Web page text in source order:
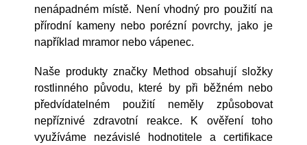
nenápadném místě. Není vhodný pro použití na
přírodní kameny nebo porézní povrchy, jako je
například mramor nebo vápenec.
Naše produkty značky Method obsahují složky
rostlinného původu, které by při běžném nebo
předvídatelném použití neměly způsobovat
nepříznivé zdravotní reakce. K ověření toho
využíváme nezávislé hodnotitele a certifikace